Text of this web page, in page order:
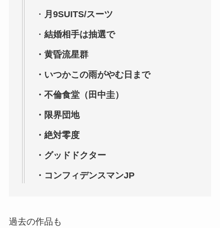
・ 月9SUITS/スーツ
・ 結婚相手は抽選で
・黄昏流星群
・いつかこの雨がやむ日まで
・不倫食堂（田中圭）
・限界団地
・絶対零度
・グッドドクター
・コンフィデンスマンJP
過去の作品も